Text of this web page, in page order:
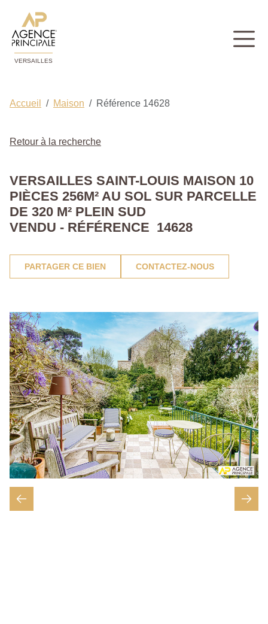
VERSAILLES
Accueil Maison Référence 14628
Retour à la recherche
VERSAILLES SAINT-LOUIS MAISON 10
PIÈCES 256M² AU SOL SUR PARCELLE
DE 320 M² PLEIN SUD
VENDU - RÉFÉRENCE 14628
PARTAGER CE BIEN CONTACTEZ-NOUS